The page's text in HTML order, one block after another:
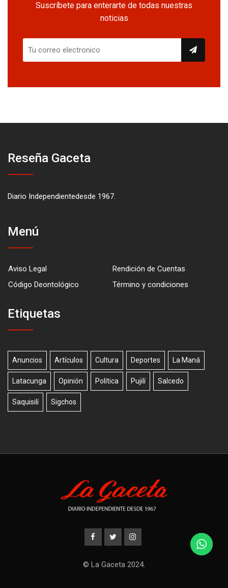
Suscríbete para enterarte de todas nuestras
noticias
Reseña Gaceta
Diario Independientedesde 1967.
Menú
Aviso Legal
Rendición de Cuentas
Código Deontológico
Término y condiciones
Etiquetas
Anuncios Artículos Cultura Deportes La Maná
Latacunga Opinión Política Pujilí Salcedo
Saquisilí Sigchos
© La Gaceta 2024.